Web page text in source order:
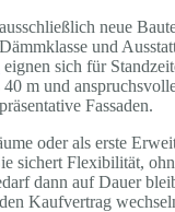
neue
und
eignen sich für
m und
Fassaden.
oder als erste
sichert Flexibilität,
dann auf Dauer
Kaufvertrag